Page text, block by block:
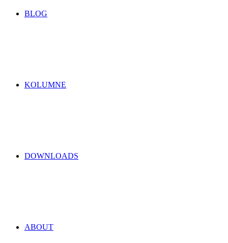
BLOG
KOLUMNE
DOWNLOADS
ABOUT